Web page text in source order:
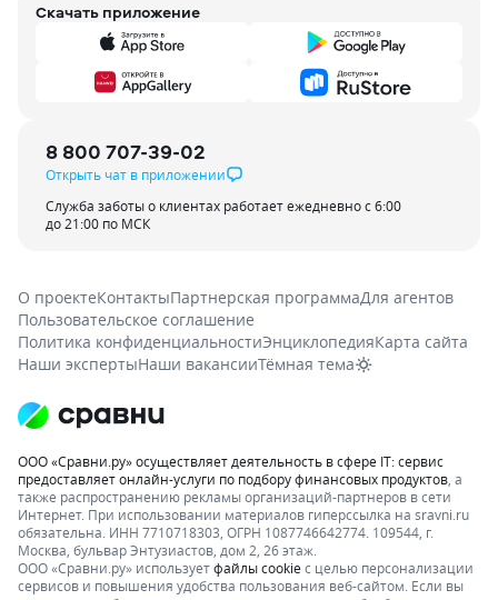
Скачать приложение
8 800 707-39-02
Открыть чат в приложении
Служба заботы о клиентах работает ежедневно с 6:00
до 21:00 по МСК
О проектеКонтактыПартнерская программаДля агентов
Пользовательское соглашение
Политика конфиденциальностиЭнциклопедияКарта сайта
Наши экспертыНаши вакансииТёмная тема
ООО «Сравни.ру» осуществляет деятельность в сфере IT: сервис
предоставляет онлайн-услуги по подбору финансовых продуктов , а
также распространению рекламы организаций-партнеров в сети
Интернет. При использовании материалов гиперссылка на sravni.ru
обязательна. ИНН 7710718303, ОГРН 1087746642774. 109544, г.
Москва, бульвар Энтузиастов, дом 2, 26 этаж.
ООО «Сравни.ру» используетфайлы cookieс целью персонализации
сервисов и повышения удобства пользования веб-сайтом. Если вы